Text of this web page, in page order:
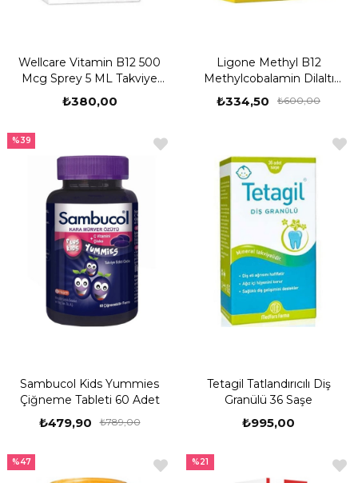
Wellcare Vitamin B12 500
Mcg Sprey 5 ML Takviye
Edici Gıda
₺380,00
Ligone Methyl B12
Methylcobalamin Dilaltı
Sprey 30 ml
₺334,50 ₺600,00
Sambucol Kids Yummies
Çiğneme Tableti 60 Adet
₺479,90 ₺789,00
%39
Tetagil Tatlandırıcılı Diş
Granülü 36 Saşe
₺995,00
%47 %21